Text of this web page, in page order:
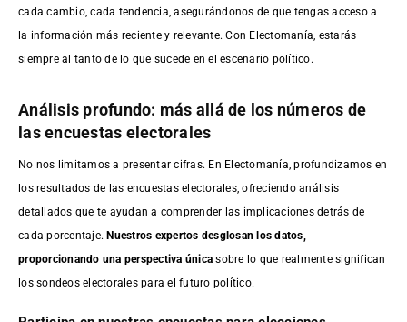
cada cambio, cada tendencia, asegurándonos de que tengas acceso a
la información más reciente y relevante. Con Electomanía, estarás
siempre al tanto de lo que sucede en el escenario político.
Análisis profundo: más allá de los números de
las encuestas electorales
No nos limitamos a presentar cifras. En Electomanía, profundizamos en
los resultados de las encuestas electorales, ofreciendo análisis
detallados que te ayudan a comprender las implicaciones detrás de
cada porcentaje.Nuestros expertos desglosan los datos,
proporcionando una perspectiva única sobre lo que realmente significan
los sondeos electorales para el futuro político.